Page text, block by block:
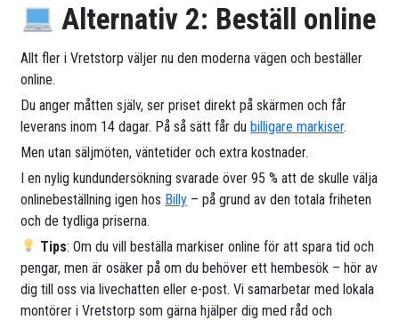
Alternativ 2: Beställ online
Allt fler i Vretstorp väljer nu den moderna vägen och beställer
online.
Du anger måtten själv, ser priset direkt på skärmen och får
leverans inom 14 dagar. På så sätt får dubilligare markiser.
Men utan säljmöten, väntetider och extra kostnader.
I en nylig kundundersökning svarade över 95 % att de skulle välja
onlinebeställning igen hos Billy – på grund av den totala friheten
och de tydliga priserna.
Tips: Om du vill beställa markiser online för att spara tid och
pengar, men är osäker på om du behöver ett hembesök – hör av
dig till oss via livechatten eller e-post. Vi samarbetar med lokala
montörer i Vretstorp som gärna hjälper dig med råd och